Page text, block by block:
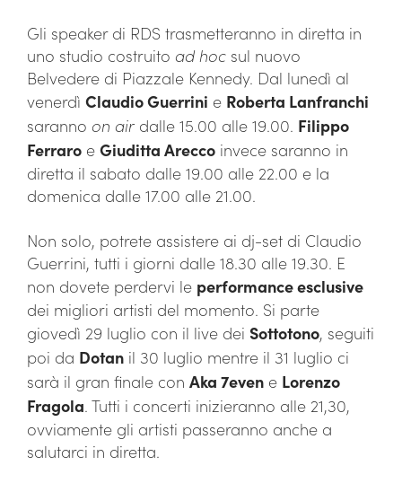
Gli speaker di RDS trasmetteranno in diretta in
uno studio costruito ad hoc sul nuovo
Belvedere di Piazzale Kennedy. Dal lunedì al
venerdì Claudio Guerrini e Roberta Lanfranchi
saranno on air dalle 15.00 alle 19.00. Filippo
Ferraro e Giuditta Arecco invece saranno in
diretta il sabato dalle 19.00 alle 22.00 e la
domenica dalle 17.00 alle 21.00.
Non solo, potrete assistere ai dj-set di Claudio
Guerrini, tutti i giorni dalle 18.30 alle 19.30. E
non dovete perdervi le performance esclusive
dei migliori artisti del momento. Si parte
giovedì 29 luglio con il live dei Sottotono, seguiti
poi da Dotan il 30 luglio mentre il 31 luglio ci
sarà il gran finale con Aka 7even e Lorenzo
Fragola. Tutti i concerti inizieranno alle 21,30,
ovviamente gli artisti passeranno anche a
salutarci in diretta.